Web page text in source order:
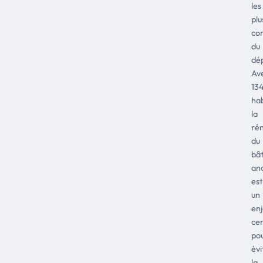
les
du
la
du
est
un